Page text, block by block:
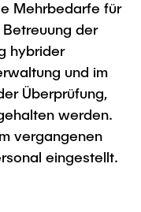
Mehrbedarfe für
der
hybrider
und im
Überprüfung,
werden.
vergangenen
eingestellt.